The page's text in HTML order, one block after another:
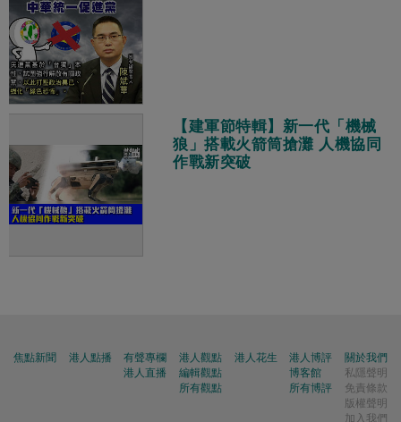
【建軍節特輯】新一代「機械
狼」搭載火箭筒搶灘 人機協同
作戰新突破
焦點新聞 港人點播
有聲專欄
港人直播
港人觀點
編輯觀點
所有觀點
港人花生
港人博評
博客館
所有博評
關於我們
私隱聲明
免責條款
版權聲明
加入我們